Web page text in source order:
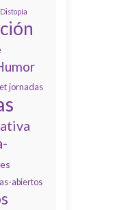
Distopía
jornadas
abiertos